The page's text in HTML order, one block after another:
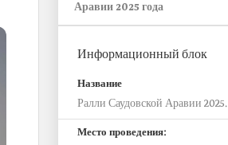
Аравии 2025 года
Информационный блок
Название
Ралли Саудовской Аравии 2025.
Место проведения: